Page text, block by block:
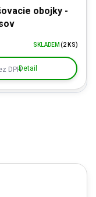
obojky -
DPH
SKLADEM (2 KS)
Detail